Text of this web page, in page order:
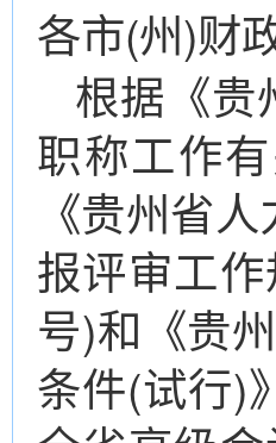
各市(州)财
根据《贵
职称工作
《贵州省
报评审工
号)和《贵
条件(试行)